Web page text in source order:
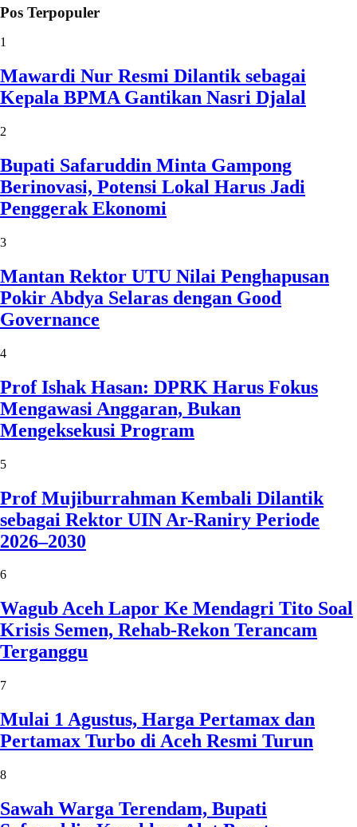
Pos Terpopuler
1
Mawardi Nur Resmi Dilantik sebagai
Kepala BPMA Gantikan Nasri Djalal
2
Bupati Safaruddin Minta Gampong
Berinovasi, Potensi Lokal Harus Jadi
Penggerak Ekonomi
3
Mantan Rektor UTU Nilai Penghapusan
Pokir Abdya Selaras dengan Good
Governance
4
Prof Ishak Hasan: DPRK Harus Fokus
Mengawasi Anggaran, Bukan
Mengeksekusi Program
5
Prof Mujiburrahman Kembali Dilantik
sebagai Rektor UIN Ar-Raniry Periode
2026–2030
6
Wagub Aceh Lapor Ke Mendagri Tito Soal
Krisis Semen, Rehab-Rekon Terancam
Terganggu
7
Mulai 1 Agustus, Harga Pertamax dan
Pertamax Turbo di Aceh Resmi Turun
8
Sawah Warga Terendam, Bupati